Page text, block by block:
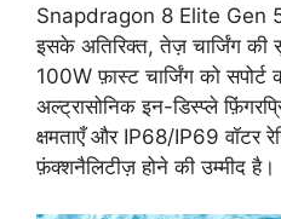
Snapdragon 8 Elite Gen 5
इसके अतिरिक्त, तेज़ चार्जिंग की
100W फ़ास्ट चार्जिंग को
अल्ट्रासोनिक इन-डिस्प्ले
क्षमताएँ और IP68/IP69 वॉटर
फ़ंक्शनैलिटीज़ होने की उम्मीद है।